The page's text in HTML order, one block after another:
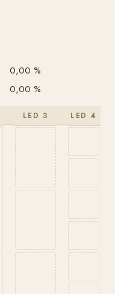
0,00 %
0,00 %
LED 3 LED 4